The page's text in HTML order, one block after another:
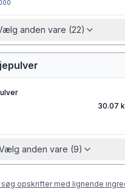
anden vare (22)
30.07
anden vare (9)
opskrifter med lignende